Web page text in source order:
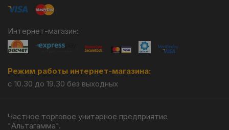
Интернет-магазин:
Режим работы интернет-магазина:
с 10.30 до 19.30 без выходных
Частное торговое унитарное предприятие
"Альтагамма".